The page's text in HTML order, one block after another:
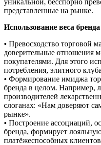
представленные на рынке.
Использование веса бренда
• Превосходство торговой
доверительные отношения
покупателями. Для этого
потребления, элитного
• Формирование имиджа
бренда в целом. Например,
производителей
слоганах: «Нам доверяют
рынке».
• Построение ассоциаций,
бренда, формирует
платёжеспособных